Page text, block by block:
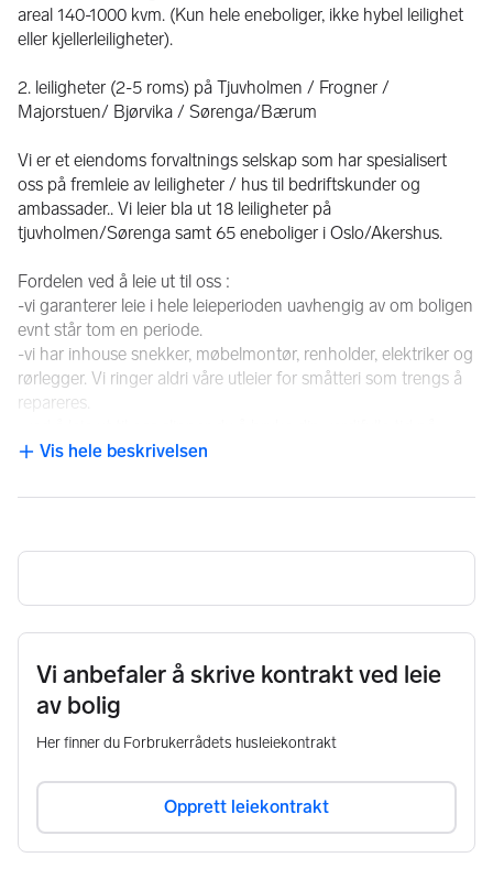
areal 140-1000 kvm. (Kun hele eneboliger, ikke hybel leilighet
eller kjellerleiligheter).
2. leiligheter (2-5 roms) på Tjuvholmen / Frogner /
Majorstuen/ Bjørvika / Sørenga/Bærum
Vi er et eiendoms forvaltnings selskap som har spesialisert
oss på fremleie av leiligheter / hus til bedriftskunder og
ambassader.. Vi leier bla ut 18 leiligheter på
tjuvholmen/Sørenga samt 65 eneboliger i Oslo/Akershus.
Fordelen ved å leie ut til oss :
-vi garanterer leie i hele leieperioden uavhengig av om boligen
evnt står tom en periode.
-vi har inhouse snekker, møbelmontør, renholder, elektriker og
rørlegger. Vi ringer aldri våre utleier for småtteri som trengs å
repareres.
tradisjonelle praktiske oppgaver et utleieforhold innebærer
Vi leier både umøblert / møblert. Ved inngåelse av leiekontrakt
dokumentere tilstanden. Ved utgåelse av leiekontrakt blir
Vi leier din bolig langsiktig (gjerne3 år), der vi betaler deg leie
som en ordinær leietaker (med 1 mnd depositum/3 mnd
leiegaranti). Vi leier både umøblert / møblert.
Kontakt oss gjerne pr telefon / epost for en uforpliktende
Vis hele beskrivelsen
NB: Knappen for å vise hele beskrivelsen har kun en visuell
Vi anbefaler å skrive kontrakt ved leie
av bolig
Her finner du Forbrukerrådets husleiekontrakt
Opprett leiekontrakt